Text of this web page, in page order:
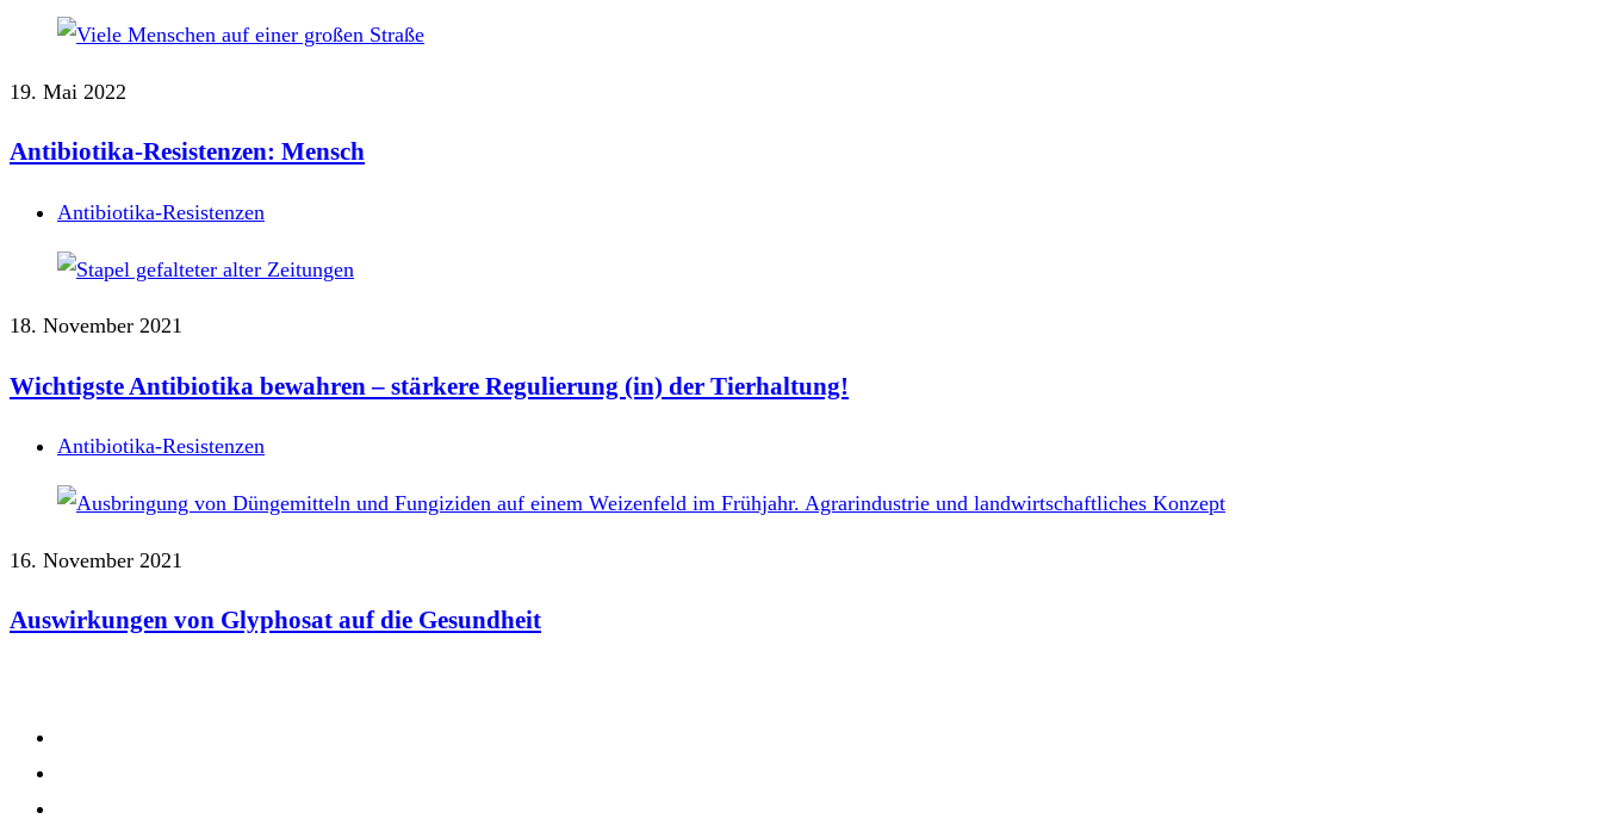
19. Mai 2022
Antibiotika-Resistenzen: Mensch
Antibiotika-Resistenzen
18. November 2021
Wichtigste Antibiotika bewahren – stärkere Regulierung (in) der Tierhaltung!
Antibiotika-Resistenzen
16. November 2021
Auswirkungen von Glyphosat auf die Gesundheit